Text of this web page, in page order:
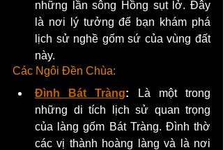
những lần sông Hồng sụt lở. Đây
là nơi lý tưởng để bạn khám phá
lịch sử nghề gốm sứ của vùng đất
này.
Các Ngôi Đền Chùa:
Đình Bát Tràng: Là một trong
những di tích lịch sử quan trọng
của làng gốm Bát Tràng. Đình thờ
các vị thành hoàng làng và là nơi